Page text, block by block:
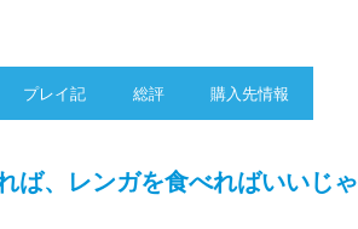
プレイ記 総評 購入先情報
ば、レンガを食べればいいじ